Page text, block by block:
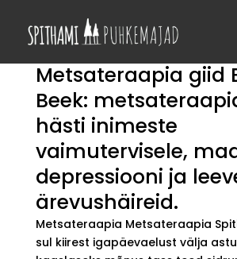
Metsateraapia giid
Beek:
hästi inimeste
vaimutervisele,
depressiooni ja
ärevushäireid.
Metsateraapia Metsateraapia
sul kiirest igapäevaelust välja